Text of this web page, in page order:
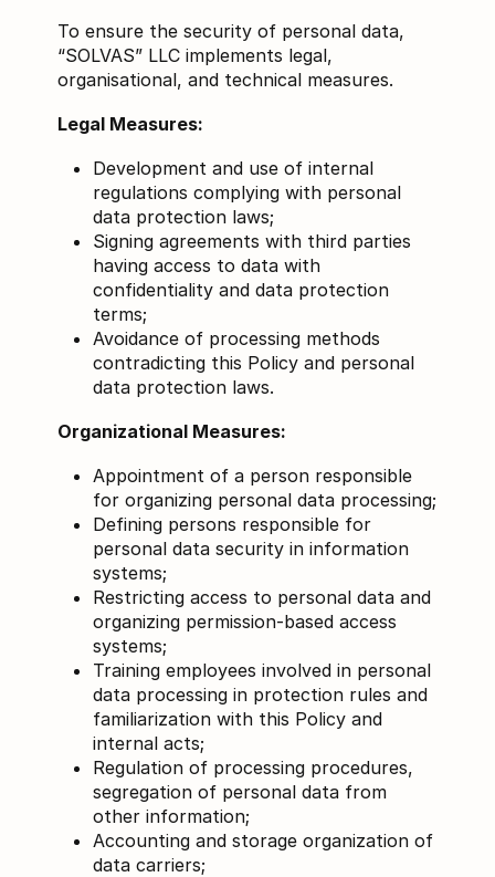
To ensure the security of personal data,
“SOLVAS” LLC implements legal,
organisational, and technical measures.
Legal Measures:
Development and use of internal
regulations complying with personal
data protection laws;
Signing agreements with third parties
having access to data with
confidentiality and data protection
terms;
Avoidance of processing methods
contradicting this Policy and personal
data protection laws.
Organizational Measures:
Appointment of a person responsible
for organizing personal data processing;
Defining persons responsible for
personal data security in information
systems;
Restricting access to personal data and
organizing permission-based access
systems;
Training employees involved in personal
data processing in protection rules and
familiarization with this Policy and
internal acts;
Regulation of processing procedures,
segregation of personal data from
other information;
Accounting and storage organization of
data carriers;